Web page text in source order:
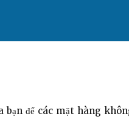
để các mặt hàng